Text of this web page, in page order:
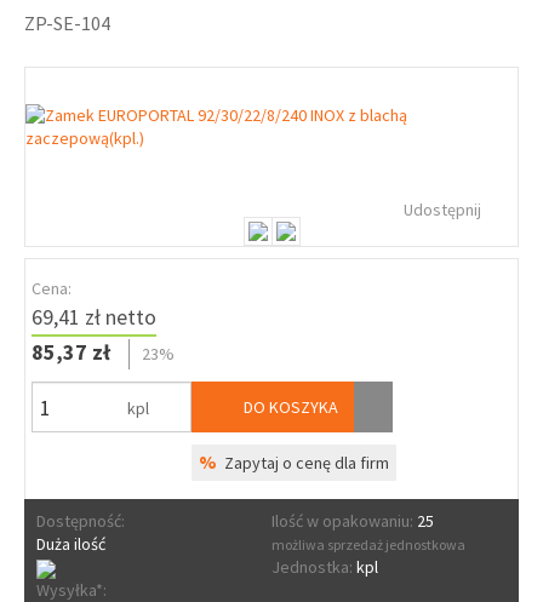
ZP-SE-104
Udostępnij
Cena:
69,41 zł netto
85,37 zł
23%
kpl DO KOSZYKA
% Zapytaj o cenę dla firm
Dostępność:
Duża ilość
Ilość w opakowaniu: 25
możliwa sprzedaż jednostkowa
Jednostka: kpl
Wysyłka*: